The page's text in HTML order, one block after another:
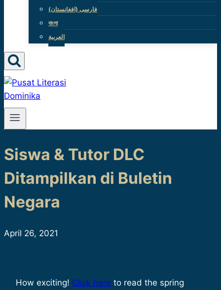
(فارسی (افغانستان
বাংলা
العربية
Siswa & Tutor DLC
Ditampilkan di Buletin
Negara
April 26, 2021
How exciting! Click here to read the spring